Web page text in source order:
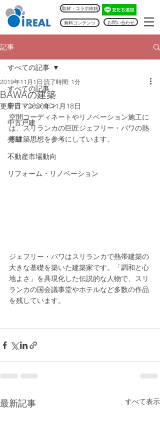
取材・コラボ依頼
無料コンテンツ お問い合わせ
記事
すべての記事
中古マンション
中古戸建
売却
不動産市場動向
リフォーム・リノベーション
すべての記事
BAWAの建築
2019年11月1日 読了時間: 1分
更新日：2020年11月18日
空間コーディネートやリノベーション施工に
は、スリランカの巨匠ジェフリー・バワの熱
帯建築思想を参考にしています。
ジェフリー・バワはスリランカで熱帯建築の
大きな基礎を築いた建築家です。「調和と心
地よさ」を具現化した伝説的な人物で、スリ
ランカの国会議事堂やホテルなど多数の作品
を残しています。
最新記事 すべて表示